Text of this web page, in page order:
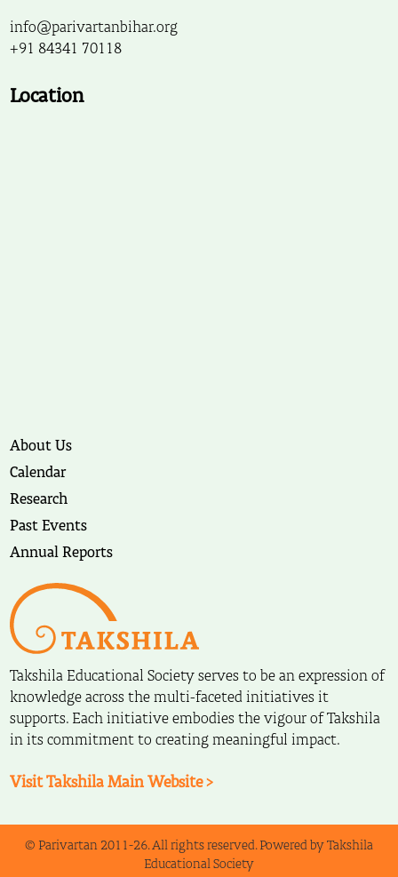
info@parivartanbihar.org
+91 84341 70118
Location
About Us
Calendar
Research
Past Events
Annual Reports
Takshila Educational Society serves to be an expression of
knowledge across the multi-faceted initiatives it
supports. Each initiative embodies the vigour of Takshila
in its commitment to creating meaningful impact.
Visit Takshila Main Website >
© Parivartan 2011-26. All rights reserved. Powered by Takshila
Educational Society